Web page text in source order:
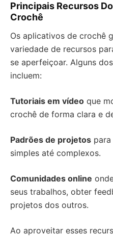
Principais Recursos
Crochê
Os aplicativos de crochê
variedade de recursos
se aperfeiçoar. Alguns
incluem:
Tutoriais em vídeo que
crochê de forma clara e
Padrões de projetos
simples até complexos.
Comunidades online
seus trabalhos, obter
projetos dos outros.
Ao aproveitar esses